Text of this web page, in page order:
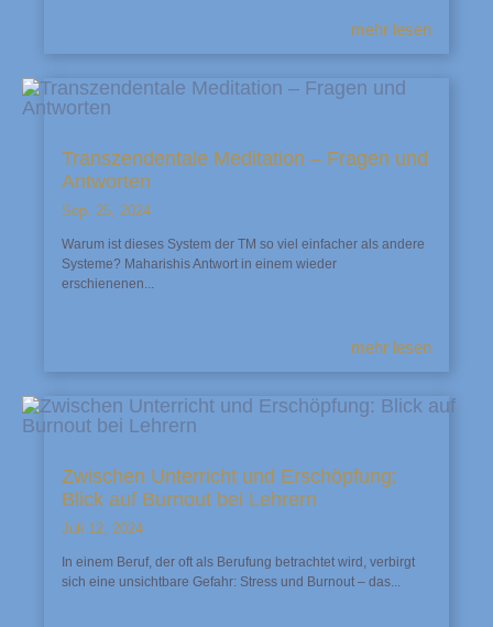
mehr lesen
Transzendentale Meditation – Fragen und
Antworten
Sep. 25, 2024
Warum ist dieses System der TM so viel einfacher als andere
Systeme? Maharishis Antwort in einem wieder
erschienenen...
mehr lesen
Zwischen Unterricht und Erschöpfung:
Blick auf Burnout bei Lehrern
Juli 12, 2024
In einem Beruf, der oft als Berufung betrachtet wird, verbirgt
sich eine unsichtbare Gefahr: Stress und Burnout – das...